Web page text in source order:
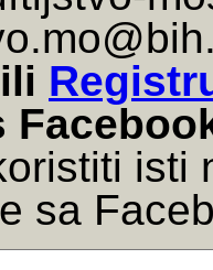
ili
isti
sa